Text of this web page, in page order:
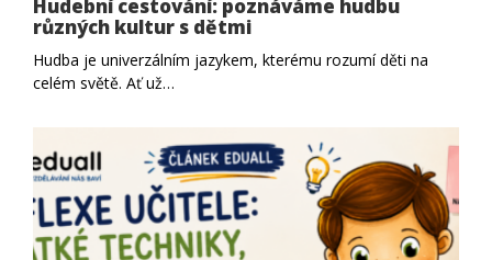
Hudební cestování: poznáváme hudbu
různých kultur s dětmi
Hudba je univerzálním jazykem, kterému rozumí děti na
celém světě. Ať už…